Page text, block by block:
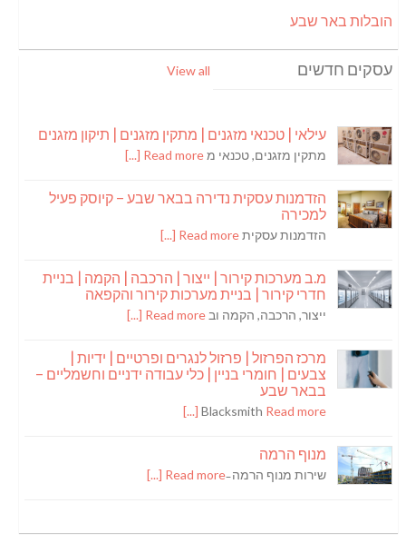
הובלות באר שבע
עסקים חדשים View all
עילאי | טכנאי מזגנים | מתקין מזגנים | תיקון מזגנים
מתקין מזגנים, טכנאי מRead more [...]
הזדמנות עסקית נדירה בבאר שבע – קיוסק פעיל
למכירה
הזדמנות עסקיתRead more [...]
מ.ב מערכות קירור | ייצור | הרכבה | הקמה | בניית
חדרי קירור | בניית מערכות קירור והקפאה
ייצור, הרכבה, הקמה וב Read more [...]
מרכז הפרזול | פרזול לנגרים ופרטיים | ידיות |
צבעים | חומרי בניין | כלי עבודה ידניים וחשמליים –
בבאר שבע
Blacksmith Read more [...]
מנוף הרמה
שירות מנוף הרמה ̵Read more [...]